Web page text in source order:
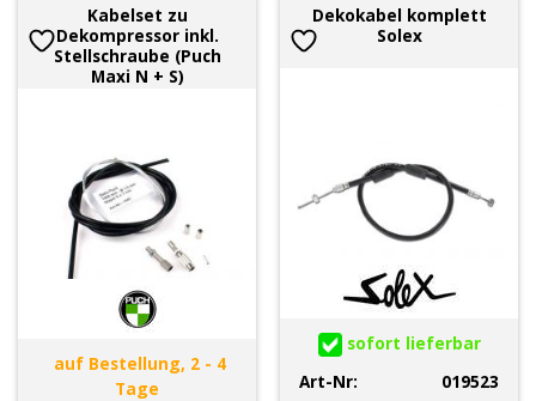
Kabelset zu
Dekompressor inkl.
Stellschraube (Puch
Maxi N + S)
auf Bestellung, 2 - 4
Tage
Dekokabel komplett
Solex
sofort lieferbar
Art-Nr:
019523